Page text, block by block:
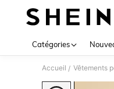
Catégories
Accueil / Vêtements